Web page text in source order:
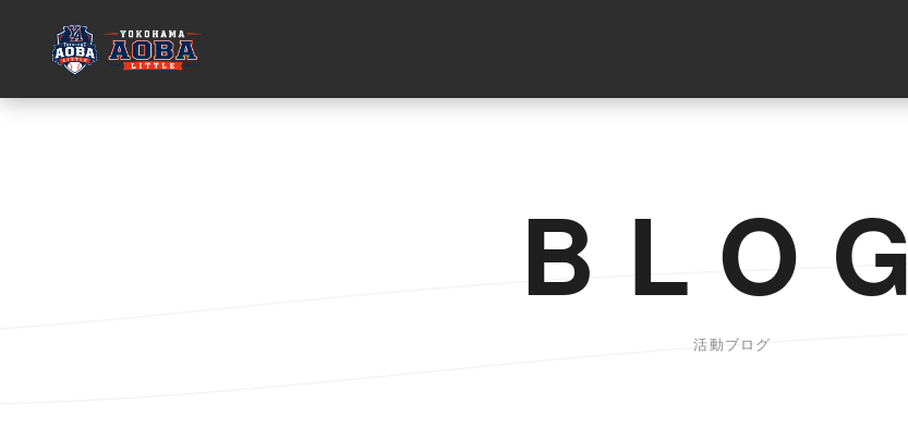
BLOG
活動ブログ